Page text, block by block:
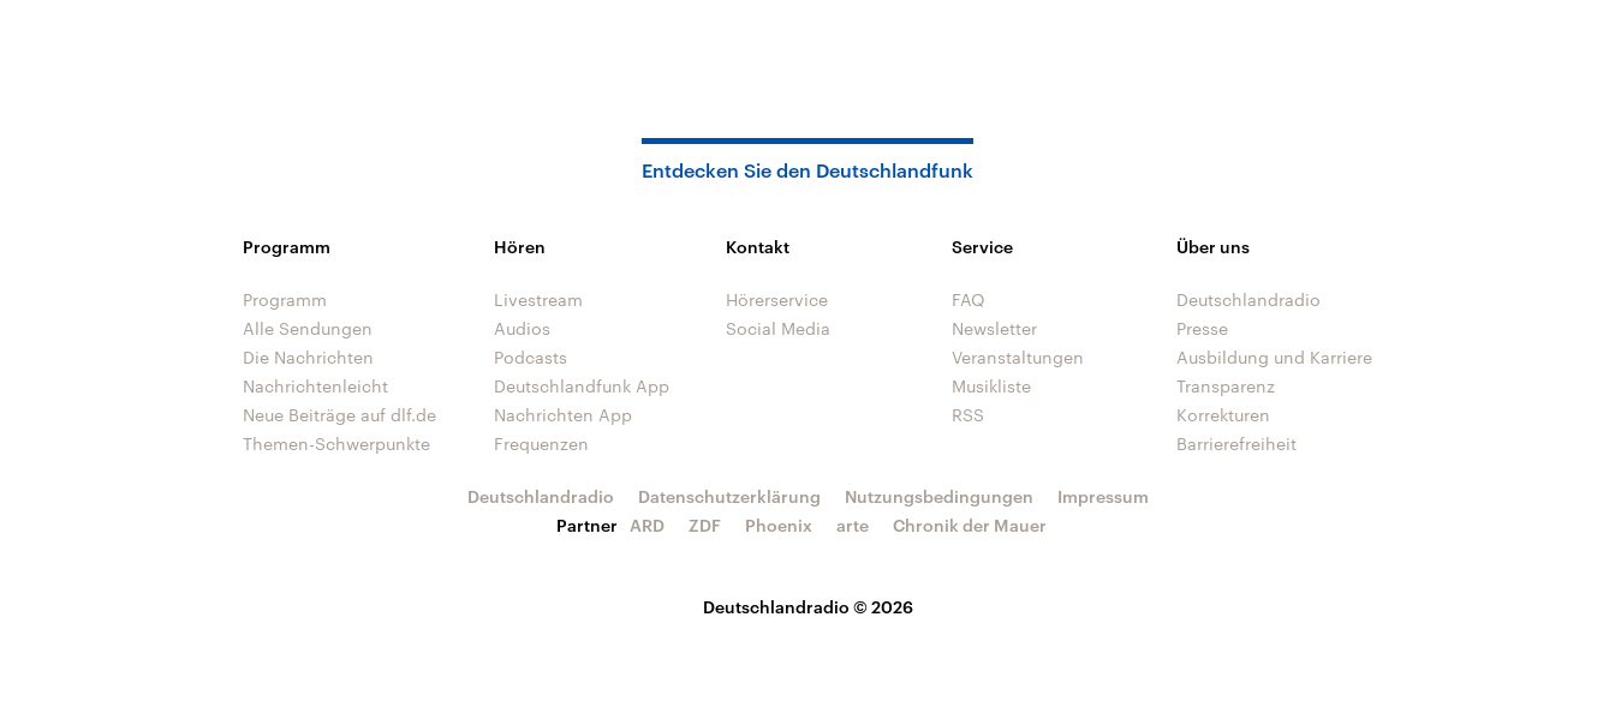
Entdecken Sie den Deutschlandfunk
Programm
Programm
Alle Sendungen
Die Nachrichten
Nachrichtenleicht
Neue Beiträge auf dlf.de
Themen-Schwerpunkte
Hören
Livestream
Audios
Podcasts
Deutschlandfunk App
Nachrichten App
Frequenzen
Kontakt
Hörerservice
Social Media
Service
FAQ
Newsletter
Veranstaltungen
Musikliste
RSS
Über uns
Deutschlandradio
Presse
Ausbildung und Karriere
Transparenz
Korrekturen
Barrierefreiheit
Deutschlandradio © 2026
Deutschlandradio Datenschutzerklärung Nutzungsbedingungen
Impressum
Partner
ARD ZDF Phoenix arte Chronik der Mauer